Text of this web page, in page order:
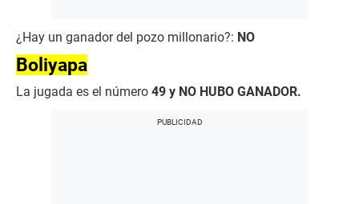
¿Hay un ganador del pozo millonario?: NO
Boliyapa
La jugada es el número 49 y NO HUBO GANADOR.